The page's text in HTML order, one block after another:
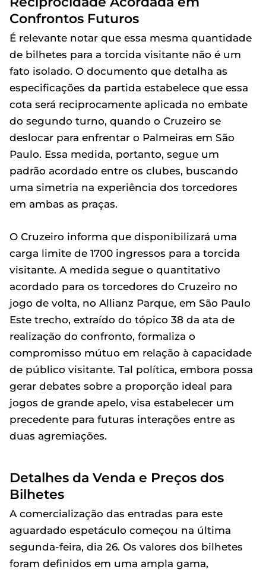
Confrontos Futuros
É relevante notar que essa mesma quantidade
de bilhetes para a torcida visitante não é um
fato isolado. O documento que detalha as
especificações da partida estabelece que essa
cota será reciprocamente aplicada no embate
do segundo turno, quando o Cruzeiro se
deslocar para enfrentar o Palmeiras em São
Paulo. Essa medida, portanto, segue um
padrão acordado entre os clubes, buscando
uma simetria na experiência dos torcedores
em ambas as praças.
O Cruzeiro informa que disponibilizará uma
carga limite de 1700 ingressos para a torcida
visitante. A medida segue o quantitativo
acordado para os torcedores do Cruzeiro no
jogo de volta, no Allianz Parque, em São Paulo
Este trecho, extraído do tópico 38 da ata de
realização do confronto, formaliza o
compromisso mútuo em relação à capacidade
de público visitante. Tal política, embora possa
gerar debates sobre a proporção ideal para
jogos de grande apelo, visa estabelecer um
precedente para futuras interações entre as
duas agremiações.
Detalhes da Venda e Preços dos
Bilhetes
A comercialização das entradas para este
aguardado espetáculo começou na última
segunda-feira, dia 26. Os valores dos bilhetes
foram definidos em uma ampla gama,